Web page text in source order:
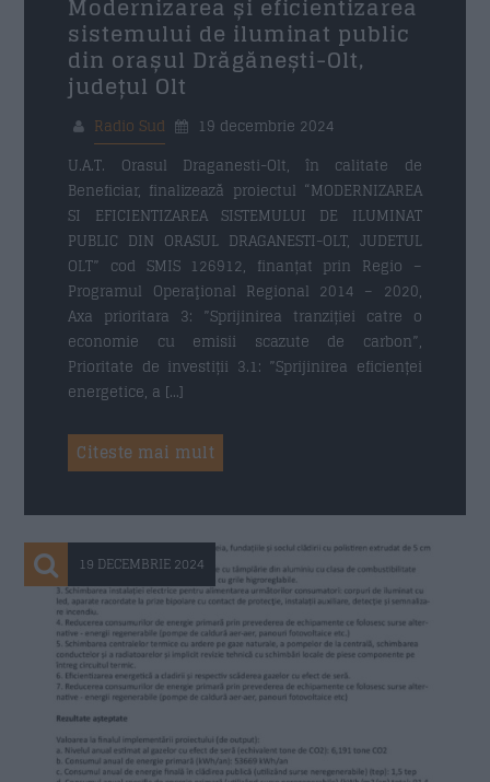
Modernizarea și eficientizarea
sistemului de iluminat public
din orașul Drăgănești-Olt,
județul Olt
Radio Sud
19 decembrie 2024
U.A.T. Orasul Draganesti-Olt, în calitate de
Beneficiar, finalizează proiectul “MODERNIZAREA
SI EFICIENTIZAREA SISTEMULUI DE ILUMINAT
PUBLIC DIN ORASUL DRAGANESTI-OLT, JUDETUL
OLT” cod SMIS 126912, finanțat prin Regio –
Programul Operaţional Regional 2014 – 2020,
Axa prioritara 3: ”Sprijinirea tranziției catre o
economie cu emisii scazute de carbon”,
Prioritate de investiții 3.1: ”Sprijinirea eficienței
energetice, a […]
Citeste mai mult
19 DECEMBRIE 2024